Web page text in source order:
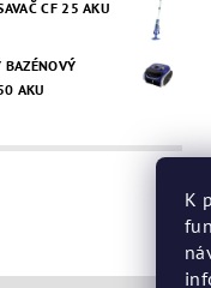
CF 25 AKU
AKU
K